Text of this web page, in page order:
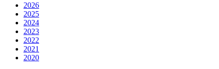
2026
2025
2024
2023
2022
2021
2020